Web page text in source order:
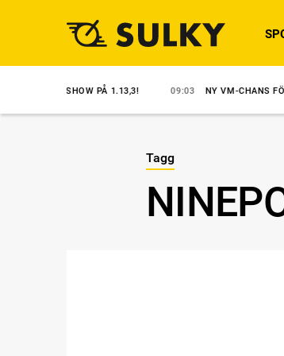
PÅ 1.13,3! 09:03 NY VM-CHANS FÖR
Tagg